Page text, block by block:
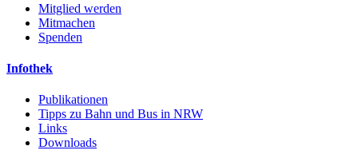
Mitglied werden
Mitmachen
Spenden
Infothek
Publikationen
Tipps zu Bahn und Bus in NRW
Links
Downloads